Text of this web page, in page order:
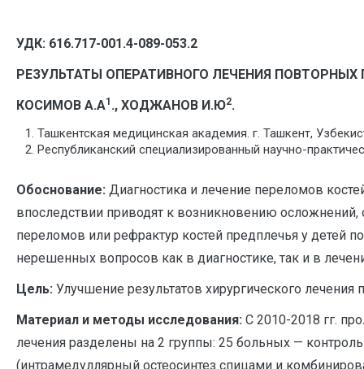
УДК: 616.717-001.4-089-053.2
РЕЗУЛЬТАТЫ ОПЕРАТИВНОГО ЛЕЧЕНИЯ
КОСИМОВ А.А1 ., ХОДЖАНОВ И.Ю2.
Ташкентская медицинская академия. г. Ташкент,
Республиканский специализированный научно-
Обоснование: Диагностика и лечение переломов
впоследствии приводят к возникновению
переломов или рефрактур костей предплечья у детей
нерешенных вопросов как в диагностике, так и в
Цель: Улучшение результатов хирургического
Материал и методы исследования: С 2010-2018 гг.
лечения разделены на 2 группы: 25 больных —
(интрамедуллярный остеосинтез спицами и